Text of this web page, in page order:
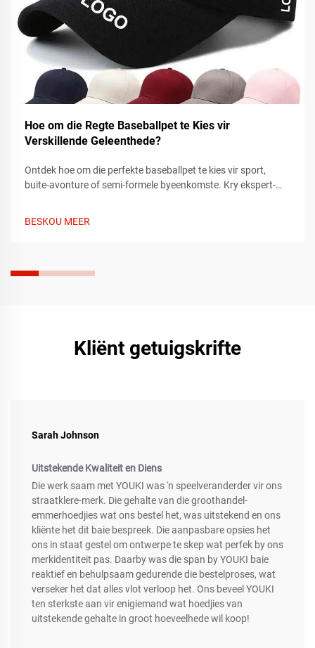
Hoe om die Regte Baseballpet te Kies vir
Verskillende Geleenthede?
Ontdek hoe om die perfekte baseballpet te kies vir sport,
buite-avonture of semi-formele byeenkomste. Kry ekspert-
BESKOU MEER
Kliënt getuigskrifte
Sarah Johnson
Uitstekende Kwaliteit en Diens
Die werk saam met YOUKI was 'n speelveranderder vir ons
straatklere-merk. Die gehalte van die groothandel-
emmerhoedjies wat ons bestel het, was uitstekend en ons
kliënte het dit baie bespreek. Die aanpasbare opsies het
ons in staat gestel om ontwerpe te skep wat perfek by ons
merkidentiteit pas. Daarby was die span by YOUKI baie
reaktief en behulpsaam gedurende die bestelproses, wat
verseker het dat alles vlot verloop het. Ons beveel YOUKI
ten sterkste aan vir enigiemand wat hoedjies van
uitstekende gehalte in groot hoeveelhede wil koop!